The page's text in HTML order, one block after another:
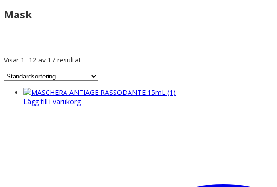
Mask
Visar 1–12 av 17 resultat
Lägg till i varukorg